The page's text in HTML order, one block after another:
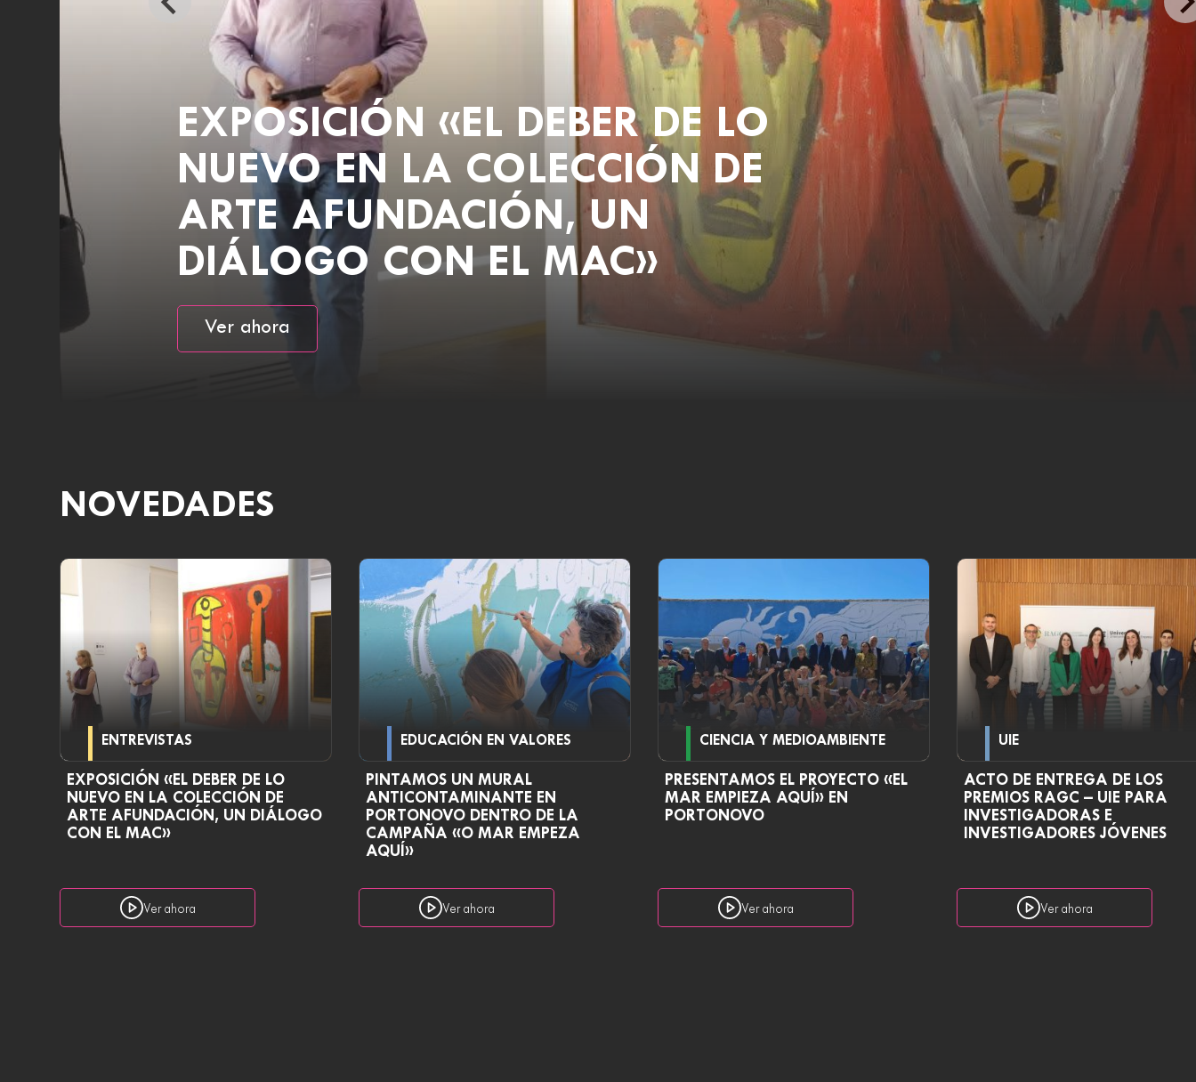
EXPOSICIÓN «EL DEBER DE LO
NUEVO EN LA COLECCIÓN DE
ARTE AFUNDACIÓN, UN
DIÁLOGO CON EL MAC»
Ver ahora
NOVEDADES
ENTREVISTAS
EXPOSICIÓN «EL DEBER DE LO
NUEVO EN LA COLECCIÓN DE
ARTE AFUNDACIÓN, UN DIÁLOGO
CON EL MAC»
Ver ahora
EDUCACIÓN EN VALORES
PINTAMOS UN MURAL
ANTICONTAMINANTE EN
PORTONOVO DENTRO DE LA
CAMPAÑA «O MAR EMPEZA
AQUÍ»
Ver ahora
CIENCIA Y MEDIOAMBIENTE
PRESENTAMOS EL PROYECTO «EL
MAR EMPIEZA AQUÍ» EN
PORTONOVO
Ver ahora
UIE
ACTO DE ENTREGA DE LOS
PREMIOS RAGC – UIE PARA
INVESTIGADORAS E
INVESTIGADORES JÓVENES
Ver ahora